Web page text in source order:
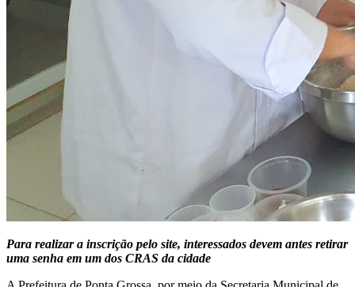
Para realizar a inscrição pelo site, interessados devem antes retirar
uma senha em um dos CRAS da cidade